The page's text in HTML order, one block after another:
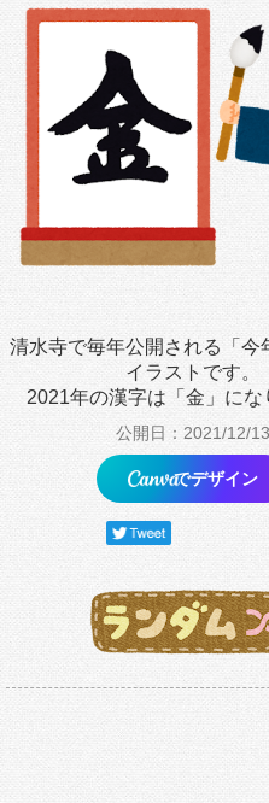
清水寺で毎年公開される「今
イラストです。
2021年の漢字は「金」にな
公開日：2021/12/13
でデザイン